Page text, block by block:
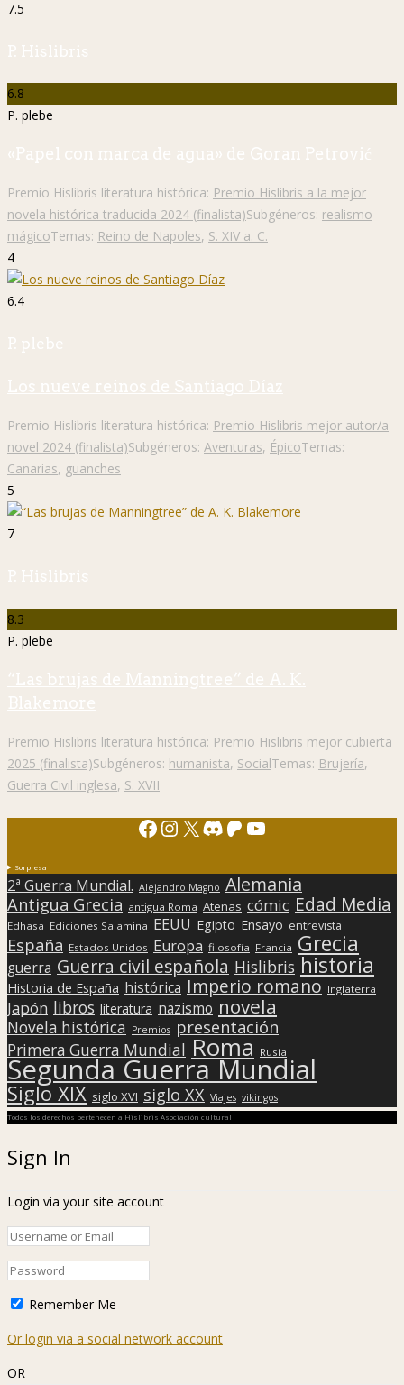
7.5
P. Hislibris
6.8
P. plebe
«Papel con marca de agua» de Goran Petrović
Premio Hislibris literatura histórica: Premio Hislibris a la mejor
novela histórica traducida 2024 (finalista)Subgéneros: realismo
mágicoTemas: Reino de Napoles, S. XIV a. C.
4
6.4
P. plebe
Los nueve reinos de Santiago Díaz
Premio Hislibris literatura histórica: Premio Hislibris mejor autor/a
novel 2024 (finalista)Subgéneros: Aventuras, ÉpicoTemas:
Canarias, guanches
5
7
P. Hislibris
8.3
P. plebe
“Las brujas de Manningtree” de A. K.
Blakemore
Premio Hislibris literatura histórica: Premio Hislibris mejor cubierta
2025 (finalista)Subgéneros: humanista, SocialTemas: Brujería,
Guerra Civil inglesa, S. XVII
Facebook
Instagram
X Discord
Patreon
YouTube
Sorpresa
2ª Guerra Mundial. Alejandro Magno Alemania
Antigua Grecia antigua Roma Atenas cómic Edad Media
Edhasa Ediciones Salamina EEUU Egipto Ensayo entrevista
España Estados Unidos Europa filosofía Francia Grecia
guerra Guerra civil española Hislibris historia
Historia de España histórica Imperio romano Inglaterra
Japón libros literatura nazismo novela
Novela histórica Premios presentación
Primera Guerra Mundial Roma Rusia
Segunda Guerra Mundial
Siglo XIX siglo XVI siglo XX Viajes vikingos
Todos los derechos pertenecen a Hislibris Asociación cultural
Sign In
Login via your site account
Remember Me
Or login via a social network account
OR